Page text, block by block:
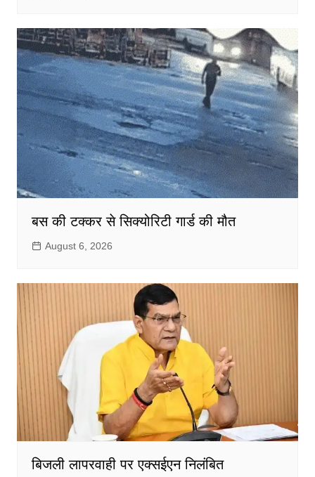
बस की टक्कर से सिक्योरिटी गार्ड की मौत
August 6, 2026
बिजली लापरवाही पर एक्सईएन निलंबित